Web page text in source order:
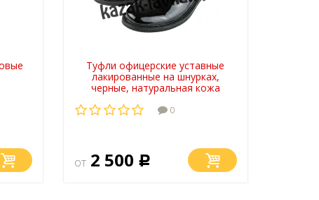
Туфли офицерские уставные
лакированные на шнурках,
черные, натуральная кожа
0
от2 500 Р